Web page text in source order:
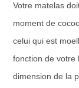
Votre matelas
moment de
celui qui est
fonction de votre
dimension de la